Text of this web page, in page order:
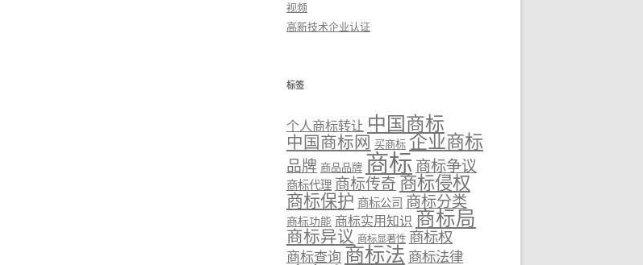
视频
高新技术企业认证
标签
个人商标转让 中国商标
中国商标网 买商标 企业商标
品牌 商品品牌 商标 商标争议
商标代理 商标传奇 商标侵权
商标保护 商标公司 商标分类
商标功能 商标实用知识 商标局
商标异议 商标显著性 商标权
商标查询 商标法 商标法律